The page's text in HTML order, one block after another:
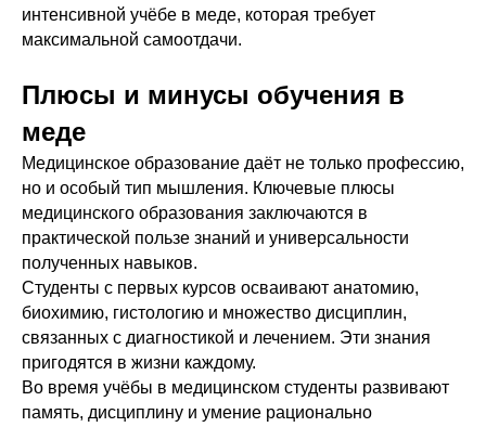
интенсивной учёбе в меде, которая требует
максимальной самоотдачи.
Плюсы и минусы обучения в
меде
Медицинское образование даёт не только профессию,
но и особый тип мышления. Ключевые плюсы
медицинского образования заключаются в
практической пользе знаний и универсальности
полученных навыков.
Студенты с первых курсов осваивают анатомию,
биохимию, гистологию и множество дисциплин,
связанных с диагностикой и лечением. Эти знания
пригодятся в жизни каждому.
Во время учёбы в медицинском студенты развивают
память, дисциплину и умение рационально